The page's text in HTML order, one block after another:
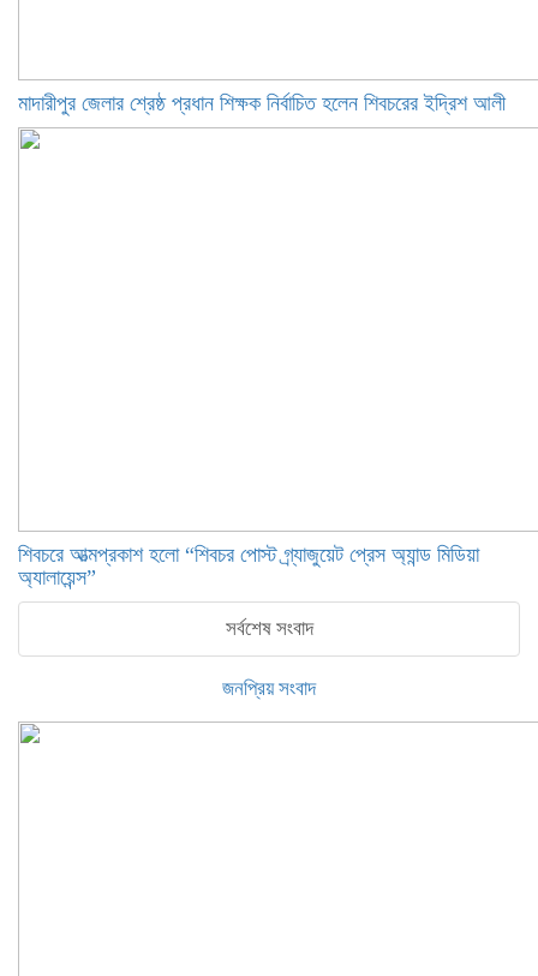
মাদারীপুর জেলার শ্রেষ্ঠ প্রধান শিক্ষক নির্বাচিত হলেন শিবচরের ইদ্রিশ আলী
শিবচরে আত্মপ্রকাশ হলো “শিবচর পোস্ট গ্র্যাজুয়েট প্রেস অ্যান্ড মিডিয়া
অ্যালায়েন্স”
সর্বশেষ সংবাদ
জনপ্রিয় সংবাদ